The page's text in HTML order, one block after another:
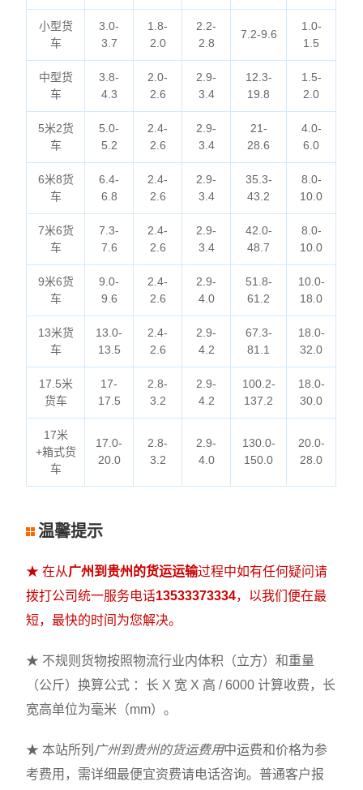
小型货
车
3.0-
3.7
1.8-
2.0
2.2-
2.8
7.2-9.6
1.0-
1.5
中型货
车
3.8-
4.3
2.0-
2.6
2.9-
3.4
12.3-
19.8
1.5-
2.0
5米2货
车
5.0-
5.2
2.4-
2.6
2.9-
3.4
21-
28.6
4.0-
6.0
6米8货
车
6.4-
6.8
2.4-
2.6
2.9-
3.4
35.3-
43.2
8.0-
10.0
7米6货
车
7.3-
7.6
2.4-
2.6
2.9-
3.4
42.0-
48.7
8.0-
10.0
9米6货
车
9.0-
9.6
2.4-
2.6
2.9-
4.0
51.8-
61.2
10.0-
18.0
13米货
车
13.0-
13.5
2.4-
2.6
2.9-
4.2
67.3-
81.1
18.0-
32.0
17.5米
货车
17-
17.5
2.8-
3.2
2.9-
4.2
100.2-
137.2
18.0-
30.0
17米
+箱式货
车
17.0-
20.0
2.8-
3.2
2.9-
4.0
130.0-
150.0
20.0-
28.0
温馨提示
★ 在从广州到贵州的货运运输过程中如有任何疑问请
拨打公司统一服务电话13533373334，以我们便在最
短，最快的时间为您解决。
★ 不规则货物按照物流行业内体积（立方）和重量
（公斤）换算公式 ：长 X 宽 X 高 / 6000 计算收费，长
宽高单位为毫米（mm）。
★ 本站所列 广州到贵州的货运费用中运费和价格为参
考费用，需详细最便宜资费请电话咨询。普通客户报